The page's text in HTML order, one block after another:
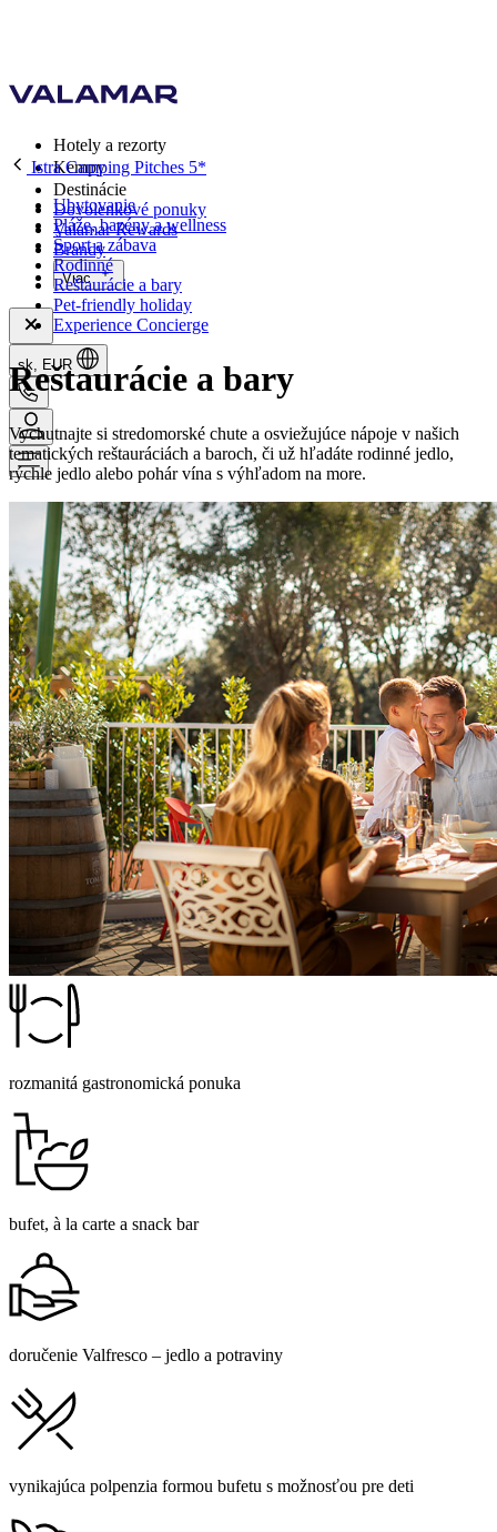
Hotely a rezorty
Kempy
Destinácie
Dovolenkové ponuky
Valamar Rewards
Brandy
Viac
sk, EUR
Istra Camping Pitches 5*
Ubytovanie
Pláže, bazény a wellness
Šport a zábava
Rodinné
Reštaurácie a bary
Pet-friendly holiday
Experience Concierge
Reštaurácie a bary
Vychutnajte si stredomorské chute a osviežujúce nápoje v našich
tematických reštauráciách a baroch, či už hľadáte rodinné jedlo,
rýchle jedlo alebo pohár vína s výhľadom na more.
rozmanitá gastronomická ponuka
bufet, à la carte a snack bar
doručenie Valfresco – jedlo a potraviny
vynikajúca polpenzia formou bufetu s možnosťou pre deti